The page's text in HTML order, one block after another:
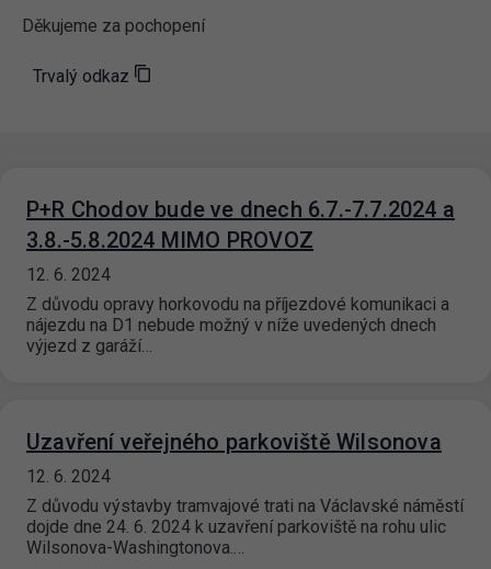
Děkujeme za pochopení
Trvalý odkaz
P+R Chodov bude ve dnech 6.7.-7.7.2024 a
3.8.-5.8.2024 MIMO PROVOZ
12. 6. 2024
Z důvodu opravy horkovodu na příjezdové komunikaci a
nájezdu na D1 nebude možný v níže uvedených dnech
výjezd z garáží…
Uzavření veřejného parkoviště Wilsonova
12. 6. 2024
Z důvodu výstavby tramvajové trati na Václavské náměstí
dojde dne 24. 6. 2024 k uzavření parkoviště na rohu ulic
Wilsonova-Washingtonova.…